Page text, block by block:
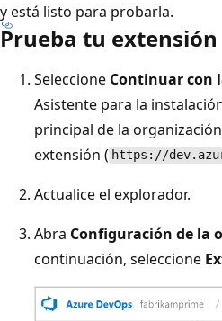
y está listo para probarla.
Prueba tu extensión
Seleccione Continuar con
Asistente para la
principal de la
extensión ( https://
Actualice el explorador.
Abra Configuración de la
continuación, seleccione